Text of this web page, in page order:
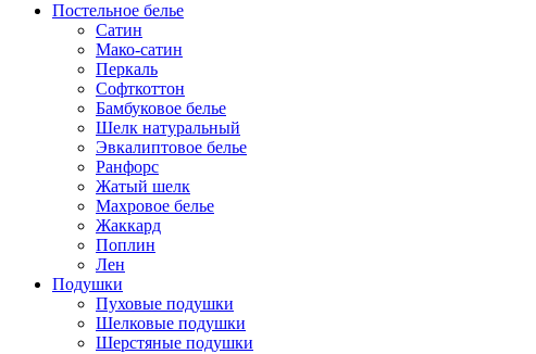
Постельное белье
Сатин
Мако-сатин
Перкаль
Софткоттон
Бамбуковое белье
Шелк натуральный
Эвкалиптовое белье
Ранфорс
Жатый шелк
Махровое белье
Жаккард
Поплин
Лен
Подушки
Пуховые подушки
Шелковые подушки
Шерстяные подушки